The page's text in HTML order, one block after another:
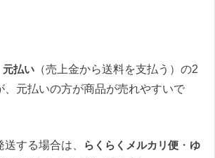
元払い （売上金から送料を支払う）の2
、元払いの方が商品が売れやすいで
する場合は、 らくらくメルカリ便 ・ ゆ